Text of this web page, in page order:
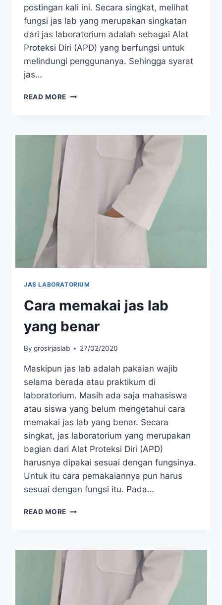
postingan kali ini. Secara singkat, melihat
fungsi jas lab yang merupakan singkatan
dari jas laboratorium adalah sebagai Alat
Proteksi Diri (APD) yang berfungsi untuk
melindungi penggunanya. Sehingga syarat
jas…
READ MORE SYARAT
BAIK
JAS LABORATORIUM
Cara memakai jas lab
yang benar
By grosirjaslab 27/02/2020
Maskipun jas lab adalah pakaian wajib
selama berada atau praktikum di
laboratorium. Masih ada saja mahasiswa
atau siswa yang belum mengetahui cara
memakai jas lab yang benar. Secara
singkat, jas laboratorium yang merupakan
bagian dari Alat Proteksi Diri (APD)
harusnya dipakai sesuai dengan fungsinya.
Untuk itu cara pemakaiannya pun harus
sesuai dengan fungsi itu. Pada…
READ MORE CARA
YANG
BENAR